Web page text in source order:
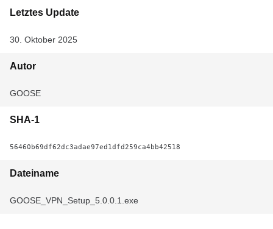
Letztes Update
30. Oktober 2025
Autor
GOOSE
SHA-1
56460b69df62dc3adae97ed1dfd259ca4bb42518
Dateiname
GOOSE_VPN_Setup_5.0.0.1.exe